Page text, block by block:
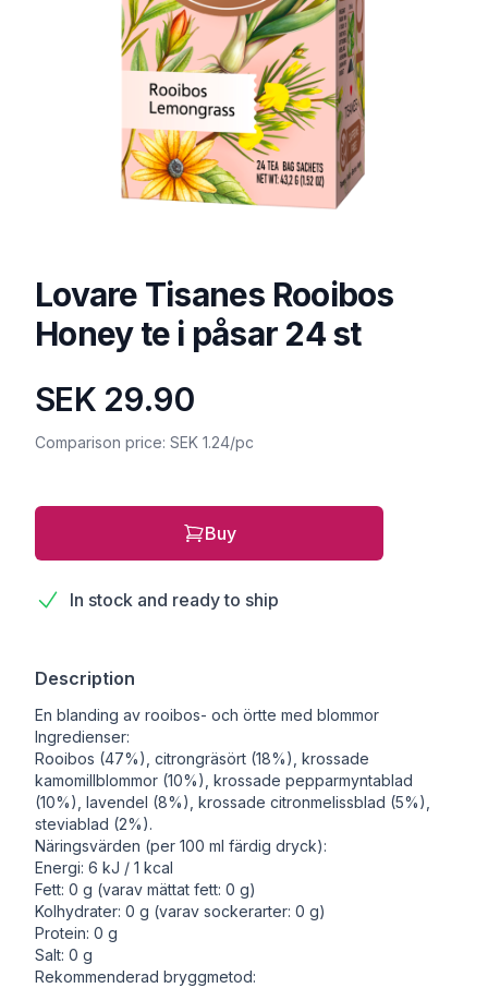
Lovare Tisanes Rooibos
Honey te i påsar 24 st
SEK 29.90
Comparison price: SEK 1.24/pc
Buy
In stock and ready to ship
Description
En blanding av rooibos- och örtte med blommor
Ingredienser:
Rooibos (47%), citrongräsört (18%), krossade
kamomillblommor (10%), krossade pepparmyntablad
(10%), lavendel (8%), krossade citronmelissblad (5%),
steviablad (2%).
Näringsvärden (per 100 ml färdig dryck):
Energi: 6 kJ / 1 kcal
Fett: 0 g (varav mättat fett: 0 g)
Kolhydrater: 0 g (varav sockerarter: 0 g)
Protein: 0 g
Salt: 0 g
Rekommenderad bryggmetod: